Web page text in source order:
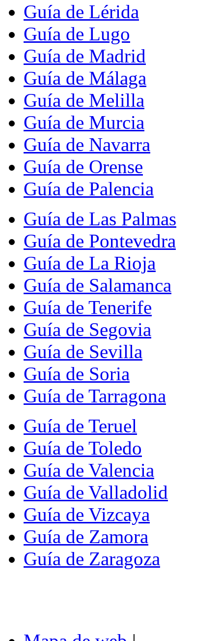
Guía de Lérida
Guía de Lugo
Guía de Madrid
Guía de Málaga
Guía de Melilla
Guía de Murcia
Guía de Navarra
Guía de Orense
Guía de Palencia
Guía de Las Palmas
Guía de Pontevedra
Guía de La Rioja
Guía de Salamanca
Guía de Tenerife
Guía de Segovia
Guía de Sevilla
Guía de Soria
Guía de Tarragona
Guía de Teruel
Guía de Toledo
Guía de Valencia
Guía de Valladolid
Guía de Vizcaya
Guía de Zamora
Guía de Zaragoza